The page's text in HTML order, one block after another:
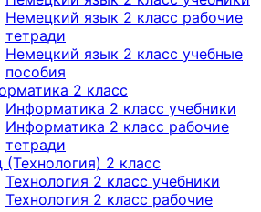
Немецкий язык 2 класс рабочие
тетради
Немецкий язык 2 класс учебные
пособия
2 класс
Информатика 2 класс учебники
Информатика 2 класс рабочие
тетради
(Технология) 2 класс
Технология 2 класс учебники
Технология 2 класс рабочие